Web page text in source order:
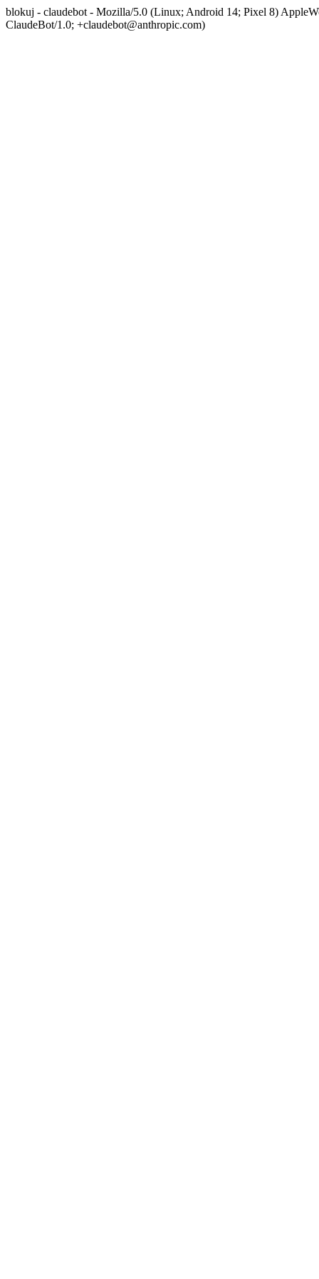
blokuj - claudebot - Mozilla/5.0 (Linux; Android 14; Pixel 8)
ClaudeBot/1.0; +claudebot@anthropic.com)